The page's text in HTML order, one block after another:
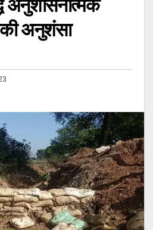
अनुशासनात्मक
की अनुशंसा